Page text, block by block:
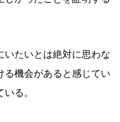
いたいとは絶対に思わな
る機会があると感じてい
る。